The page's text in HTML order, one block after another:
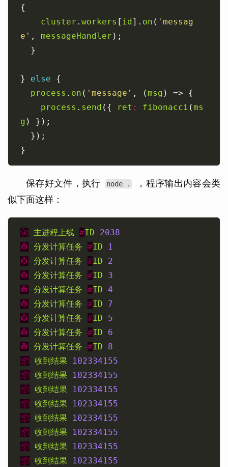
cluster . workers [ id]. on ( 'messag
e' , messageHandler
} else
process . on ( 'message' , (msg
process . send ({ ret : fibonacci (ms
g
保存好文件，执行 node .
，程序输出内容会类
似下面这样：
🚀 主进程上线 #ID
2038
👷
分发计算任务 #ID
1
👷
分发计算任务 #ID
2
👷
分发计算任务 #ID
3
👷
分发计算任务 #ID 4
👷
分发计算任务 #ID
7
👷
分发计算任务 #ID
5
👷
分发计算任务 #ID
6
👷
分发计算任务 #ID
8
📦 收到结果
102334155
📦 收到结果
102334155
📦 收到结果
102334155
📦 收到结果
102334155
📦 收到结果
102334155
📦 收到结果
102334155
📦 收到结果
102334155
📦 收到结果
102334155